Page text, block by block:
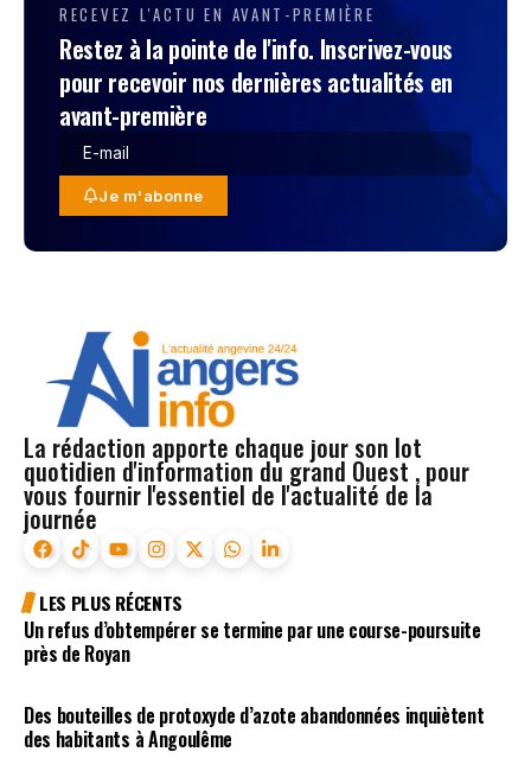
RECEVEZ L'ACTU EN AVANT-PREMIÈRE
Restez à la pointe de l'info. Inscrivez-vous
pour recevoir nos dernières actualités en
avant-première
Je m'abonne
La rédaction apporte chaque jour son lot
quotidien d'information du grand Ouest , pour
vous fournir l'essentiel de l'actualité de la
journée
LES PLUS RÉCENTS
Un refus d’obtempérer se termine par une course-poursuite
près de Royan
Des bouteilles de protoxyde d’azote abandonnées inquiètent
des habitants à Angoulême